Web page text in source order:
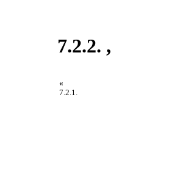
7.2.2. ,
«
7.2.1.